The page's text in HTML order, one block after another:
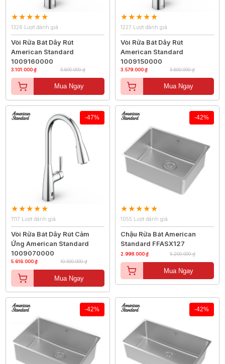
1326 Lượt đánh giá
Vòi Rửa Bát Dây Rút
American Standard
1009160000
3.101.000 ₫ 5.800.000 ₫
Mua Ngay
1227 Lượt đánh giá
Vòi Rửa Bát Dây Rút
American Standard
1009150000
3.579.000 ₫ 5.800.000 ₫
Mua Ngay
-47%
1117 Lượt đánh giá
Vòi Rửa Bát Dây Rút Cảm
Ứng American Standard
1009070000
5.616.000 ₫ 10.500.000 ₫
Mua Ngay
-42%
1055 Lượt đánh giá
Chậu Rửa Bát American
Standard FFASX127
2.998.000 ₫ 5.200.000 ₫
Mua Ngay
-42% -42%